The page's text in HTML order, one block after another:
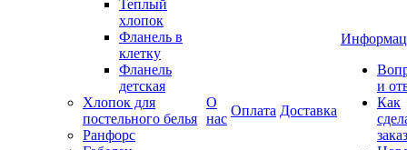
Теплый
хлопок
Фланель в
клетку
Фланель
детская
Хлопок для
постельного белья
Ранфорс
О
нас
Оплата Доставка
и
Как
заказ